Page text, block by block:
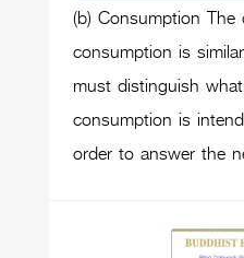
(b) Consumption
consumption is
must distinguish
consumption is
order to answer the